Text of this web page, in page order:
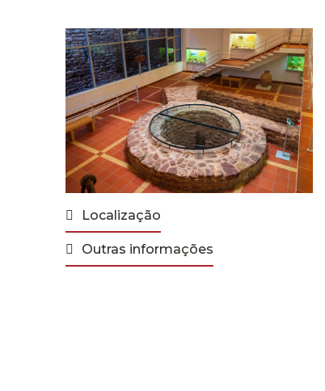
Localização
Outras informações